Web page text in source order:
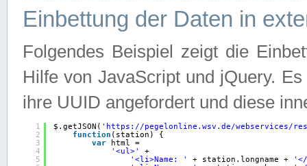
Einbettung der Daten in
Folgendes Beispiel zeigt die
Hilfe von JavaScript und jQuery.
ihre UUID angefordert und diese
1
2
3
4
5
$.getJSON( ' https://pegelonline.wsv.de/webservices/
function (station) {
var
html =
'<ul>'
+
'<li>Name: '
+ station.longname +